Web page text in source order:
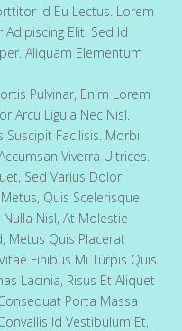
Id Eu Lectus. Lorem
Elit. Sed Id
Aliquam Elementum
Pulvinar, Enim Lorem
Arcu Ligula Nec Nisl.
Suscipit Facilisis. Morbi
Viverra Ultrices.
Sed Varius Dolor
Quis Scelerisque
Nisl, At Molestie
Metus Quis Placerat
Finibus Mi Turpis Quis
Lacinia, Risus Et Aliquet
Porta Massa
Id Vestibulum Et,